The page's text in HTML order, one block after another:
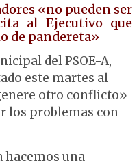
«no pueden ser
al Ejecutivo que
de pandereta»
del PSOE-A,
este martes al
otro conflicto»
los problemas con
hacemos una